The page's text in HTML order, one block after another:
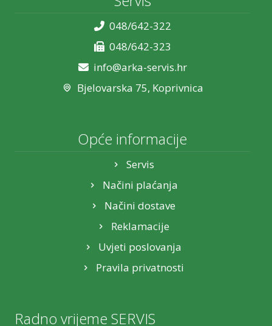
048/642-322
048/642-323
info@arka-servis.hr
Bjelovarska 75, Koprivnica
Opće informacije
Servis
Načini plaćanja
Načini dostave
Reklamacije
Uvjeti poslovanja
Pravila privatnosti
Radno vrijeme SERVIS